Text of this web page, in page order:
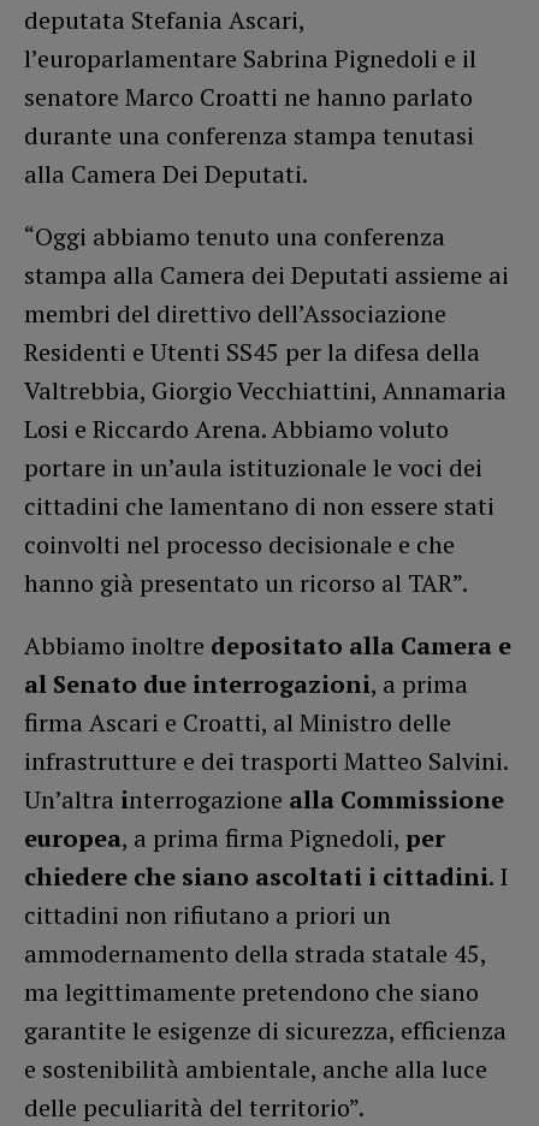
deputata Stefania Ascari,
l’europarlamentare Sabrina Pignedoli e il
senatore Marco Croatti ne hanno parlato
durante una conferenza stampa tenutasi
alla Camera Dei Deputati.
“Oggi abbiamo tenuto una conferenza
stampa alla Camera dei Deputati assieme ai
membri del direttivo dell’Associazione
Residenti e Utenti SS45 per la difesa della
Valtrebbia, Giorgio Vecchiattini, Annamaria
Losi e Riccardo Arena. Abbiamo voluto
portare in un’aula istituzionale le voci dei
cittadini che lamentano di non essere stati
coinvolti nel processo decisionale e che
hanno già presentato un ricorso al TAR”.
Abbiamo inoltre depositato alla Camera e
al Senato due interrogazioni, a prima
firma Ascari e Croatti, al Ministro delle
infrastrutture e dei trasporti Matteo Salvini.
Un’altra interrogazione alla Commissione
europea, a prima firma Pignedoli, per
chiedere che siano ascoltati i cittadini. I
cittadini non rifiutano a priori un
ammodernamento della strada statale 45,
ma legittimamente pretendono che siano
garantite le esigenze di sicurezza, efficienza
e sostenibilità ambientale, anche alla luce
delle peculiarità del territorio”.